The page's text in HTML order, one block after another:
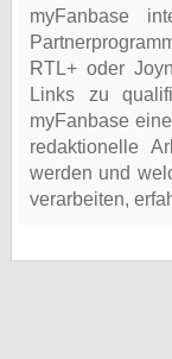
myFanbase
RTL+ oder
Links zu
myFanbase
redaktionelle
werden und
verarbeiten,